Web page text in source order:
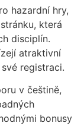
hazardní hry,
která
disciplín.
atraktivní
registraci.
v češtině,
bonusy